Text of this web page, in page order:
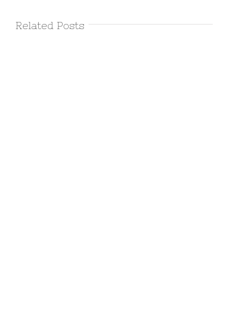
Related Posts